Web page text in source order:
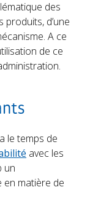
des
d’une
A ce
de ce
le temps de
avec les
un
en matière de